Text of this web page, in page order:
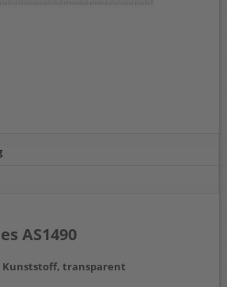
AS1490
Kunststoff, transparent